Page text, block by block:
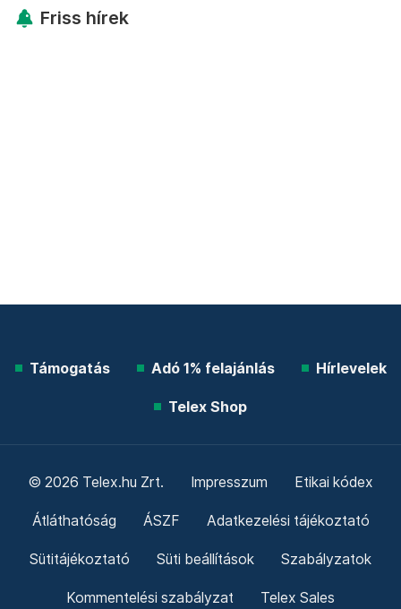
Friss hírek
Támogatás Adó 1% felajánlás Hírlevelek
Telex Shop
© 2026 Telex.hu Zrt. Impresszum Etikai kódex
Átláthatóság ÁSZF Adatkezelési tájékoztató
Sütitájékoztató Süti beállítások Szabályzatok
Kommentelési szabályzat Telex Sales